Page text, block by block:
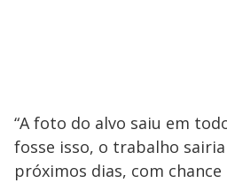
“A foto do alvo saiu em
fosse isso, o trabalho
próximos dias, com